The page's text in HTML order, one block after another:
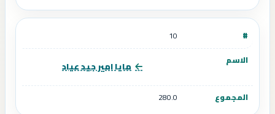
10
مايا امير جيد عياد
280.0